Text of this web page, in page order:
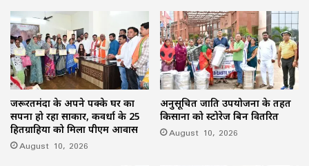
जरूरतमंदों के अपने पक्के घर का
सपना हो रहा साकार, कवर्धा के 25
हितग्राहियों को मिला पीएम आवास
August 10, 2026
अनुसूचित जाति उपयोजना के तहत
किसानों को स्टोरेज बिन वितरित
August 10, 2026